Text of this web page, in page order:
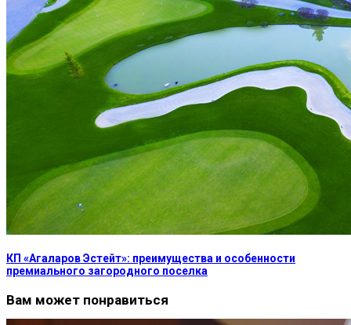
КП «Агаларов Эстейт»: преимущества и особенности
премиального загородного поселка
Вам может понравиться